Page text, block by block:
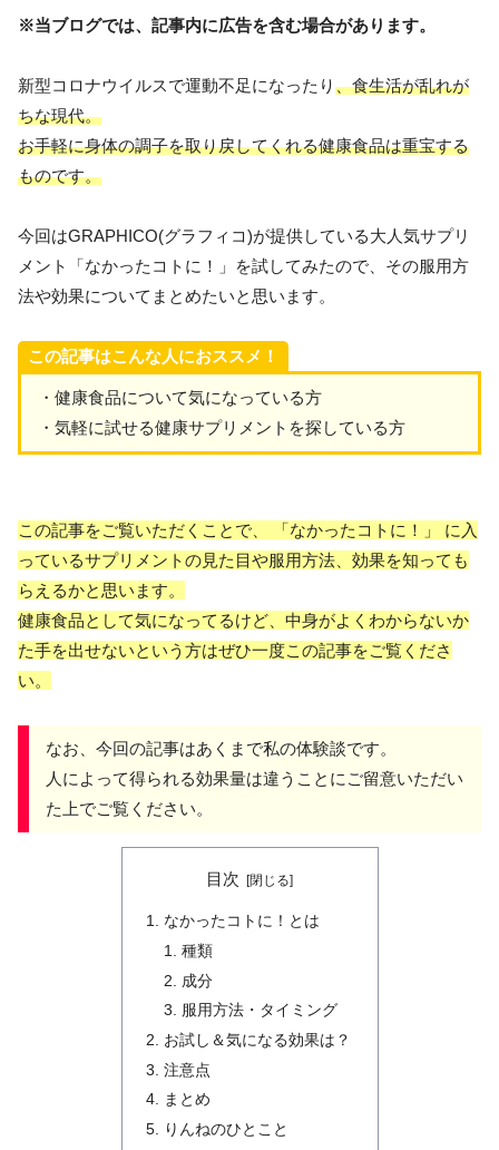
※当ブログでは、記事内に広告を含む場合があります。
新型コロナウイルスで運動不足になったり、食生活が乱れが
ちな現代。
お手軽に身体の調子を取り戻してくれる健康食品は重宝する
ものです。
今回はGRAPHICO(グラフィコ)が提供している大人気サプリ
メント「なかったコトに！」を試してみたので、その服用方
法や効果についてまとめたいと思います。
この記事はこんな人におススメ！
・健康食品について気になっている方
・気軽に試せる健康サプリメントを探している方
この記事をご覧いただくことで、 「なかったコトに！」 に入
っているサプリメントの見た目や服用方法、効果を知っても
らえるかと思います。
健康食品として気になってるけど、中身がよくわからないか
た手を出せないという方はぜひ一度この記事をご覧くださ
い。
なお、今回の記事はあくまで私の体験談です。
人によって得られる効果量は違うことにご留意いただい
た上でご覧ください。
目次
なかったコトに！とは
種類
成分
服用方法・タイミング
お試し＆気になる効果は？
注意点
まとめ
りんねのひとこと